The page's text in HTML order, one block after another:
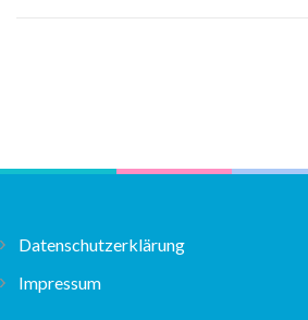
Datenschutzerklärung
Impressum